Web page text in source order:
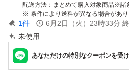
配送方法
まとめて購入対象商品※諸
条件により送料が異なる場合があ
1件 6月2日（火）23時33分
未使用
あなただけの特別なクーポンを受